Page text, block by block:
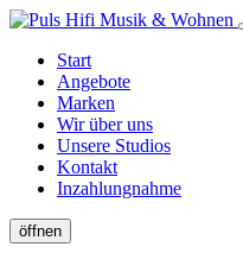
Start
Angebote
Marken
Wir über uns
Unsere Studios
Kontakt
Inzahlungnahme
öffnen